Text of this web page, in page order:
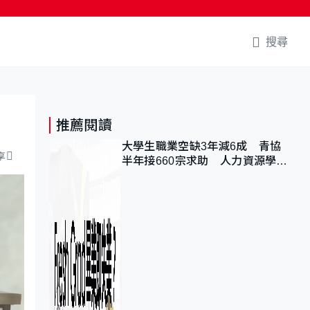
搜尋
推薦閱讀
大學生職業空缺3年減6成 青協
半年接660宗求助 人力資源學